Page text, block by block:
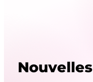
Nouvelles